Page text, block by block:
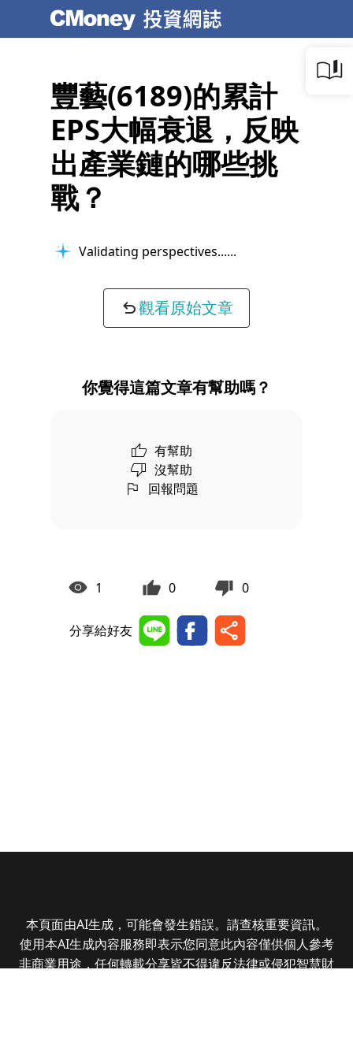
豐藝(6189)的累計
EPS大幅衰退，反映
出產業鏈的哪些挑
戰？
Validating perspectives...
觀看原始文章
你覺得這篇文章有幫助嗎？
有幫助
沒幫助
回報問題
1 0 0
分享給好友
本頁面由AI生成，可能會發生錯誤。請查核重要資訊。
使用本AI生成內容服務即表示您同意此內容僅供個人參考
非商業用途，任何轉載分享皆不得違反法律或侵犯智慧財